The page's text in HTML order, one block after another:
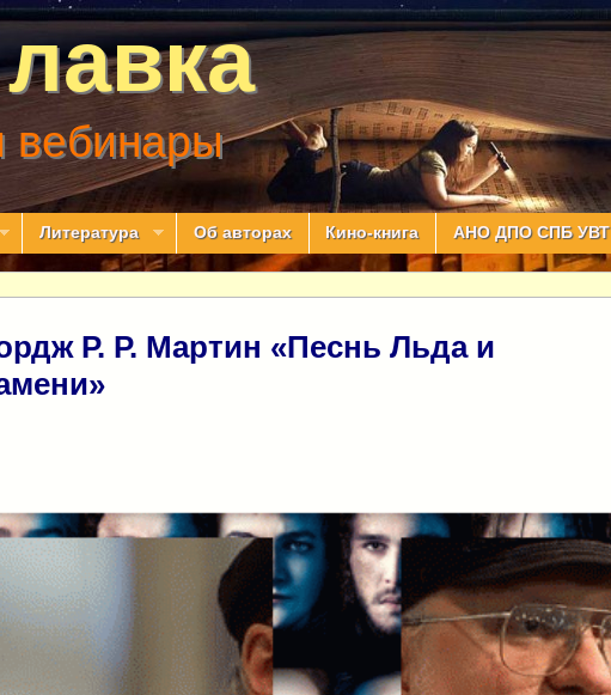
вебинары
Литература Об авторах Кино-книга АНО ДПО СПБ УВТ
Р. Р. Мартин «Песнь Льда и